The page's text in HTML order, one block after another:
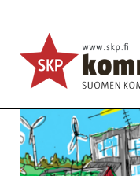
Kommunistien
Ajankohtaista
30.3.2017 - 7:21
SKP